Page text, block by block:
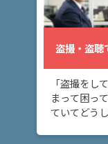
盗撮・盗聴
「盗撮をし
まって困っ
ていてどう